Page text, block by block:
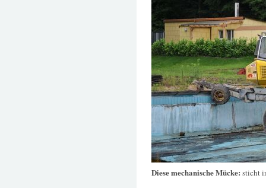
Diese mechanische Mücke: sticht